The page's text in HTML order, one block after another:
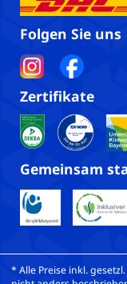
Folgen Sie uns
Zertifikate
Gemeinsam
* Alle Preise inkl.